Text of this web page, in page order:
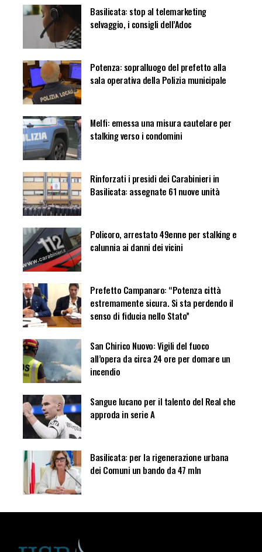
Basilicata: stop al telemarketing
selvaggio, i consigli dell’Adoc
Potenza: sopralluogo del prefetto alla
sala operativa della Polizia municipale
Melfi: emessa una misura cautelare per
stalking verso i condomini
Rinforzati i presidi dei Carabinieri in
Basilicata: assegnate 61 nuove unità
Policoro, arrestato 49enne per stalking e
calunnia ai danni dei vicini
Prefetto Campanaro: “Potenza città
estremamente sicura. Si sta perdendo il
senso di fiducia nello Stato”
San Chirico Nuovo: Vigili del fuoco
all’opera da circa 24 ore per domare un
incendio
Sangue lucano per il talento del Real che
approda in serie A
Basilicata: per la rigenerazione urbana
dei Comuni un bando da 47 mln